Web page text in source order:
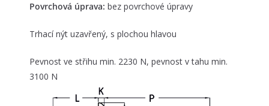
Povrchová úprava:bez povrchové úpravy
Trhací nýt uzavřený, s plochou hlavou
Pevnost ve střihu min. 2230 N, pevnost v tahu min.
3100 N